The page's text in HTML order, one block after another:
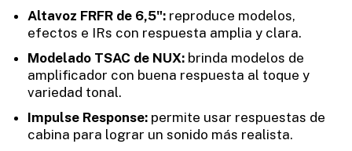
Altavoz FRFR de 6,5": reproduce modelos,
efectos e IRs con respuesta amplia y clara.
Modelado TSAC de NUX: brinda modelos de
amplificador con buena respuesta al toque y
variedad tonal.
Impulse Response: permite usar respuestas de
cabina para lograr un sonido más realista.